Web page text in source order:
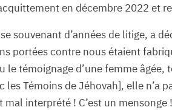
en décembre 2022 et
souvenant d’années de litige, a
portées contre nous étaient
le témoignage d’une femme âgée,
les Témoins de Jéhovah], elle n’a
mal interprété ! C’est un